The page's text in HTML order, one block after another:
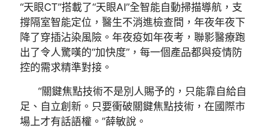
“天眼CT”搭載了“天眼AI”全智能自動掃描導航，支
撐隔室智能定位，醫生不消進檢查間，年夜年夜下
降了穿插沾染風險。年夜疫如年夜考，聯影醫療跑
出了令人驚嘆的“加快度”，每一個產品都與疫情防
控的需求精準對接。
“關鍵焦點技術不是別人賜予的，只能靠自給自
足、自立創新。只要衝破關鍵焦點技術，在國際市
場上才有話語權。”薛敏說。